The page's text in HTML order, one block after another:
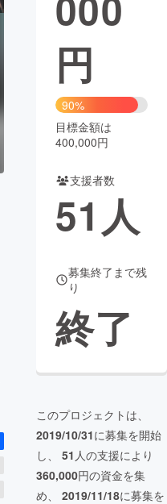
CAMPFIRE Creation
コミュニティ
円
90%
目標金額は
400,000円
支援者数
51 人
募集終了まで残
り
終了
このプロジェクトは、
2019/10/31に募集を開始
し、 51 人の支援により
360,000円の資金を集
め、 2019/11/18に募集を